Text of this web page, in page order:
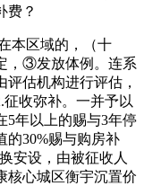
费？
本区域的，（十
，③发放体例。连系
估机构进行评估，
收弥补。一并予以
5年以上的赐与3年停
的30%赐与购房补
安设，由被征收人
核心城区衡宇沉置价